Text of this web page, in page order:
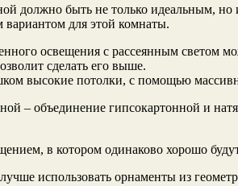
должно быть не только идеальным,
вариантом для этой комнаты.
освещения с рассеянным светом
сделать его выше.
высокие потолки, с помощью
– объединение гипсокартонной и
в котором одинаково хорошо
использовать орнаменты из